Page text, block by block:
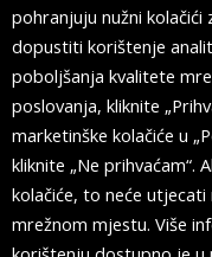
PRATITE NAS
pohranjuju nužni kolačići
dopustiti korištenje
poboljšanja kvalitete
poslovanja, kliknite
marketinške kolačiće u
kliknite „Ne prihvaćam“.
kolačiće, to neće utjecati
mrežnom mjestu. Više